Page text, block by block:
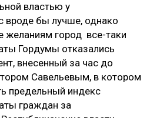
властью у
вроде бы лучше, однако
желаниям город все-таки
Гордумы отказались
внесенный за час до
Савельевым, в котором
предельный индекс
граждан за